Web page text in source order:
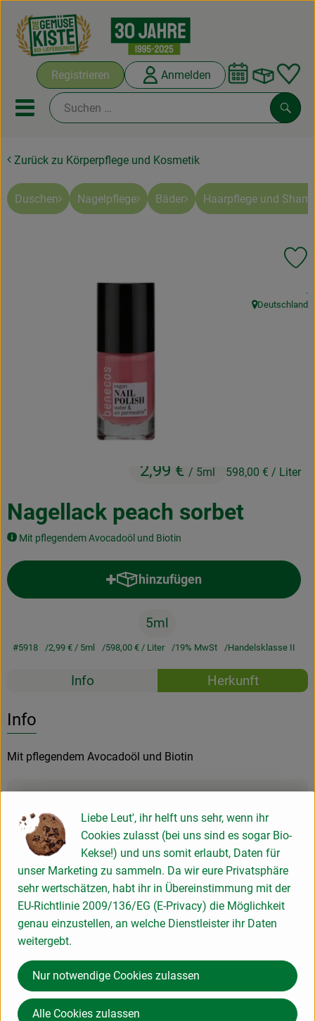
Registrieren Anmelden
Mobiles Menu öffnen oder
Abokisten
Kochboxen
Rezepte
Nützliches
Veranstaltungen
Zurück zu Körperpflege und Kosmetik
Duschen Nagelpflege Bäder Haarpflege und
Nagellack peach sorbet
Mit pflegendem Avocadoöl und Biotin
2,99 € / 5ml 598,00 € / Liter
,
.
, Herkunft:
Deutschland
hinzufügen
Produkt zum Warenkorb
5ml
#5918 2,99 € / 5ml 598,00 € / Liter 19% MwSt Handelsklasse II
Rezepte
Info Herkunft
Info
Mit pflegendem Avocadoöl und Biotin
Produktdatenblatt
Herkunft
Hersteller: benecos
Deutschland
Liebe Leut', ihr helft uns sehr, wenn ihr
Cookies zulasst (bei uns sind es sogar Bio-
Kekse!) und uns somit erlaubt, Daten für
unser Marketing zu sammeln. Da wir eure Privatsphäre
sehr wertschätzen, habt ihr in Übereinstimmung mit der
EU-Richtlinie 2009/136/EG (E-Privacy) die Möglichkeit
genau einzustellen, an welche Dienstleister ihr Daten
weitergebt.
Nur notwendige Cookies zulassen
Alle Cookies zulassen